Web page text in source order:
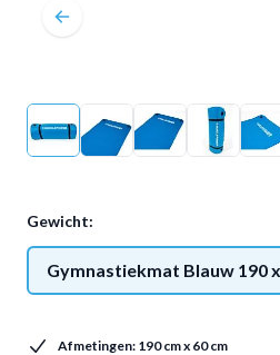
Gewicht:
Gymnastiekmat Blauw 190
Afmetingen: 190 cm x 60 cm